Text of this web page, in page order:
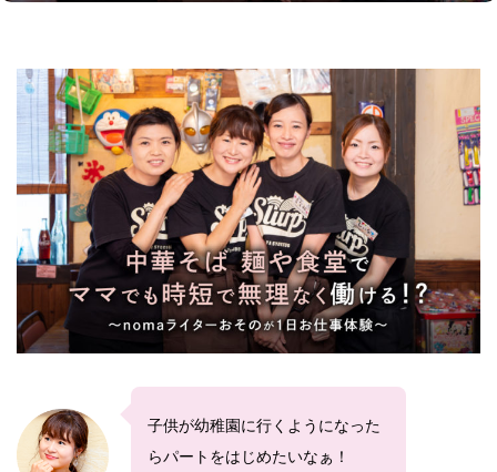
子供が幼稚園に行くようになった
らパートをはじめたいなぁ！